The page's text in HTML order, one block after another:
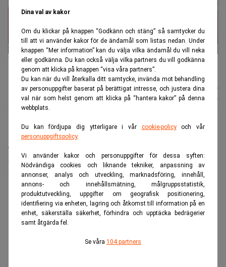
Dina val av kakor
Om du klickar på knappen “Godkänn och stäng” så samtycker du
till att vi använder kakor för de ändamål som listas nedan. Under
knappen “Mer information” kan du välja vilka ändamål du vill neka
eller godkänna. Du kan också välja vilka partners du vill godkänna
genom att klicka på knappen “visa våra partners”.
Du kan när du vill återkalla ditt samtycke, invända mot behandling
av personuppgifter baserat på berättigat intresse, och justera dina
val när som helst genom att klicka på “hantera kakor” på denna
webbplats.
Du kan fördjupa dig ytterligare i vår cookie-policyoch vår
personuppgiftspolicy.
Vi använder kakor och personuppgifter för dessa syften:
Nödvändiga cookies och liknande tekniker, anpassning av
annonser, analys och utveckling, marknadsföring, innehåll,
annons- och innehållsmätning, målgruppsstatistik,
produktutveckling, uppgifter om geografisk positionering,
identifiering via enheten, lagring och åtkomst till information på en
enhet, säkerställa säkerhet, förhindra och upptäcka bedrägerier
samt åtgärda fel.
Se våra 104 partners
Tankfartyg med LNG i tysk hamn. Arkivbild Foto: Stefan Sauer
DPA/AP/TT
Nyhetsbyrån
TT
Publicerad:13 juli 2026
Uppdaterad:13 juli 2026
EU-inköpen steg till rekordhöga 9,89 miljoner ton, en
ökning med 18 procent jämfört med första halvåret
2025, rapporterar tidningen Financial Times med
hänvisning till analysförtaget Kpler.
ANNONS